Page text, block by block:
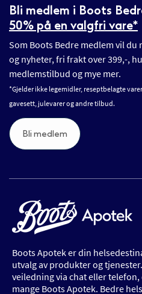
Bli medlem i Boots
50% på en valgfri vare*
Som Boots Bedre medlem vil
og nyheter, fri frakt over 399,-,
medlemstilbud og mye mer.
*Gjelder ikke legemidler, reseptbelagte
gavesett, julevarer og andre tilbud.
Bli medlem
Boots Apotek er din
utvalg av produkter og
veiledning via chat eller telefon,
mange Boots Apotek. Bedre